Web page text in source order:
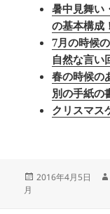
暑中見舞い
の基本構成！
7月の時候
自然な言い
春の時候の
別の手紙の
クリスマス
投
2016年4月5日
月